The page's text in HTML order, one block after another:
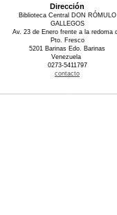
Dirección
Biblioteca Central DON RÓMULO
GALLEGOS
Av. 23 de Enero frente a la redoma
Pto. Fresco
5201 Barinas Edo. Barinas
Venezuela
0273-5411797
contacto